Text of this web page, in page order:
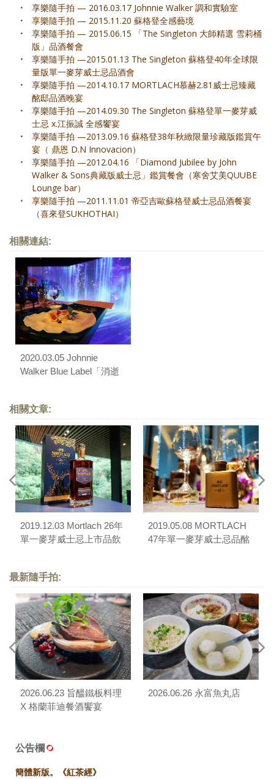
•
享樂隨手拍 — 2016.03.17 Johnnie Walker 調和實驗室
•
享樂隨手拍 — 2015.11.20 蘇格登全感藝境
•
享樂隨手拍 — 2015.06.15 「The Singleton 大師精選 雪莉桶
版」品酒餐會
•
享樂隨手拍 —2015.01.13 The Singleton 蘇格登40年全球限
量版單一麥芽威士忌品酒會
•
享樂隨手拍 —2014.10.17 MORTLACH慕赫2.81威士忌臻藏
酩邸品酒晚宴
•
享樂隨手拍 —2014.09.30 The Singleton 蘇格登單一麥芽威
士忌 x.江振誠 全感饗宴
•
享樂隨手拍 —2013.09.16 蘇格登38年秋緻限量珍藏版鑑賞午
宴（ 鼎恩 D.N Innovacion）
•
享樂隨手拍 —2012.04.16 「Diamond Jubilee by John
Walker & Sons典藏版威士忌」鑑賞餐會（寒舍艾美QUUBE
Lounge bar）
•
享樂隨手拍 —2011.11.01 帝亞吉歐蘇格登威士忌品酒餐宴
（喜來登SUKHOTHAI）
相關連結:
2020.03.05 Johnnie
Walker Blue Label「消逝
相關文章:
2019.12.03 Mortlach 26年
單一麥芽威士忌上市品飲
2019.05.08 MORTLACH
47年單一麥芽威士忌品酩
最新隨手拍:
2026.06.23 旨醞鐵板料理
X 格蘭菲迪餐酒饗宴
2026.06.26 永富魚丸店
公告欄
簡體新版。《紅茶經》